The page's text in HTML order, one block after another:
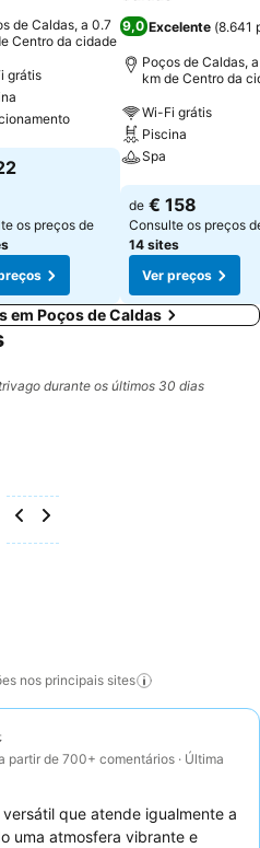
de Caldas, a 0.7
Centro da cidade
grátis
os preços de
9,0 Excelente (8.641
Poços de Caldas,
km de Centro da
Wi-Fi grátis
Piscina
Spa
Ver preços
de € 158
Consulte os preços
14 sites
Ver preços
em Poços de Caldas
durante os últimos 30 dias
nos principais sites
de 700+ comentários · Última
que atende igualmente a
uma atmosfera vibrante e